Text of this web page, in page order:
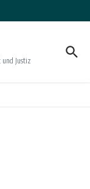
Justiz